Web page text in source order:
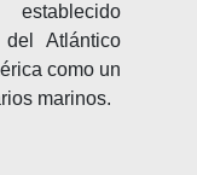
Atlántico
como un
marinos.